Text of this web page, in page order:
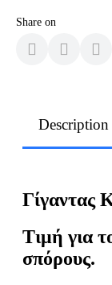
Share on
Description
Γίγαντας
Τιμή για
σπόρους.